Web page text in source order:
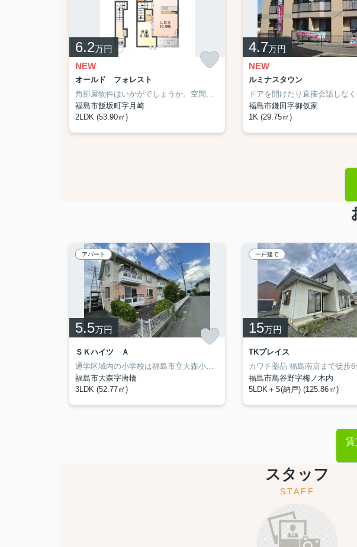
ンクローゼットで収納充実！インターネット無料☆彡ウォークインクローゼットで収納充実！インターネット無料
6.2万円
NEW
オールド フォレスト
角部屋物件はいかがでしょうか。空間を上手く利用できるウォークインクロゼットが付いています。浴室乾燥機が付いているので、浴室を暖房機能で温めておくことで急激な温度変化によるヒートショックの予防もできます。事前のお申し出をいただければ、ペットの飼育が可能かどうかご相談いただけます。福島市エリアの花水坂付近で不動産をお探しの方。きっとあなた好みのお部屋が見つかります。お気軽にご連絡ください。
福島市飯坂町字月崎
2LDK (53.90㎡)
4.7万円
NEW
ルミナスタウン
福島市鎌田字御仮家
1K (29.75㎡)
アパート
5.5万円
ＳＫハイツ Ａ
通学区域内の小学校は福島市立大森小学校で徒歩7分です。洗面所が独立しているので、ニーズの高い物件です。TVインターフォン付きの、セキュリティに配慮した物件です。こちらはペット相談可の物件です。お気軽にご相談ください。交通の便の良さは、住まい探しの大事な決め手です。東北本線南福島周辺のお部屋探しなら、当社へお気軽にご相談ください。
福島市大森字唐橋
3LDK (52.77㎡)
一戸建て
15万円
TKプレイス
福島市鳥谷野字梅ノ木内
5LDK＋S(納戸) (125.86㎡)
賃
スタッフ
STAFF